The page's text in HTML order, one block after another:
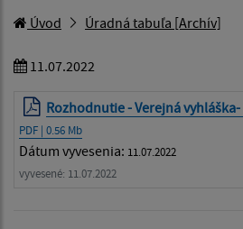
Úvod Úradná tabuľa [Archív]
11.07.2022
Rozhodnutie - Verejná
PDF | 0.56 Mb
Dátum vyvesenia: 11.07.2022
vyvesené: 11.07.2022